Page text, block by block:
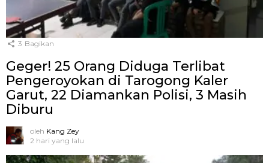
3 Bagikan
Geger! 25 Orang Diduga Terlibat
Pengeroyokan di Tarogong Kaler
Garut, 22 Diamankan Polisi, 3 Masih
Diburu
oleh Kang Zey
2 hari yang lalu